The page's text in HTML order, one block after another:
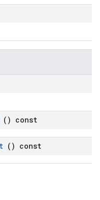
() const
() const